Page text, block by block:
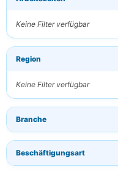
Keine Filter verfügbar
Region
Keine Filter verfügbar
Branche
Beschäftigungsart